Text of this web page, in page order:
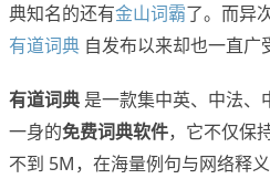
典知名的还有金山词霸了。而异
有道词典 自发布以来却也一直广
有道词典 是一款集中英、中法、
一身的免费词典软件，它不仅保
不到 5M，在海量例句与网络释